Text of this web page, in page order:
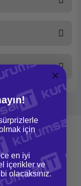
ve Değişim
ve değişim imkanı
için
en iyi
içerikler ve
olacaksınız.